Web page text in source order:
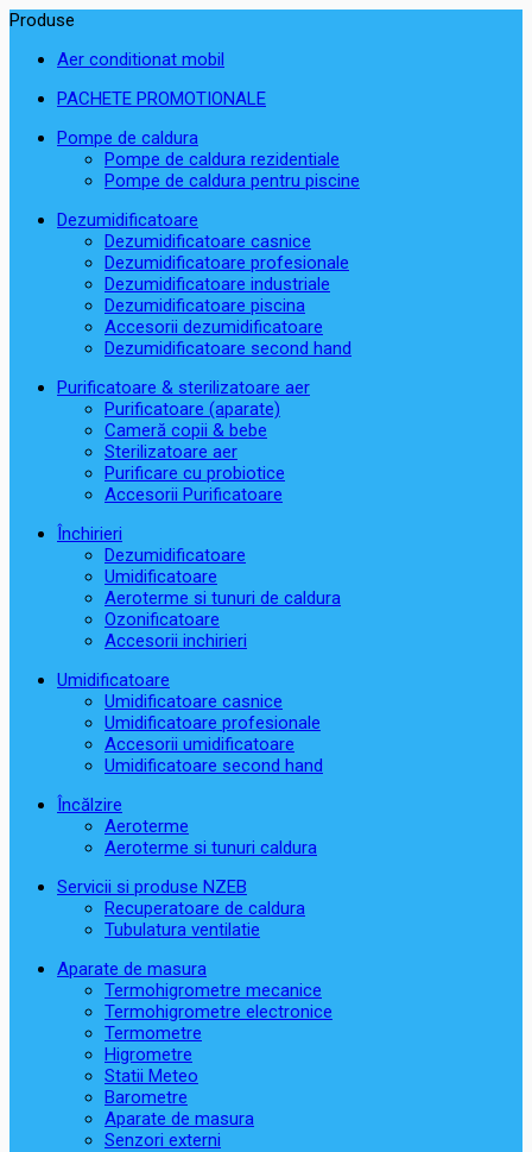
Produse
Aer conditionat mobil
PACHETE PROMOTIONALE
Pompe de caldura
Pompe de caldura rezidentiale
Pompe de caldura pentru piscine
Dezumidificatoare
Dezumidificatoare casnice
Dezumidificatoare profesionale
Dezumidificatoare industriale
Dezumidificatoare piscina
Accesorii dezumidificatoare
Dezumidificatoare second hand
Purificatoare & sterilizatoare aer
Purificatoare (aparate)
Cameră copii & bebe
Sterilizatoare aer
Purificare cu probiotice
Accesorii Purificatoare
Închirieri
Dezumidificatoare
Umidificatoare
Aeroterme si tunuri de caldura
Ozonificatoare
Accesorii inchirieri
Umidificatoare
Umidificatoare casnice
Umidificatoare profesionale
Accesorii umidificatoare
Umidificatoare second hand
Încălzire
Aeroterme
Aeroterme si tunuri caldura
Servicii si produse NZEB
Recuperatoare de caldura
Tubulatura ventilatie
Aparate de masura
Termohigrometre mecanice
Termohigrometre electronice
Termometre
Higrometre
Statii Meteo
Barometre
Aparate de masura
Senzori externi